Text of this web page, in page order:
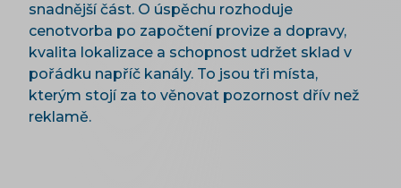
snadnější část. O úspěchu rozhoduje
cenotvorba po započtení provize a dopravy,
kvalita lokalizace a schopnost udržet sklad v
pořádku napříč kanály. To jsou tři místa,
kterým stojí za to věnovat pozornost dřív než
reklamě.